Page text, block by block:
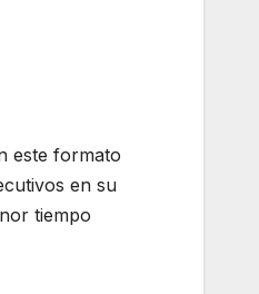
este formato
en su
tiempo